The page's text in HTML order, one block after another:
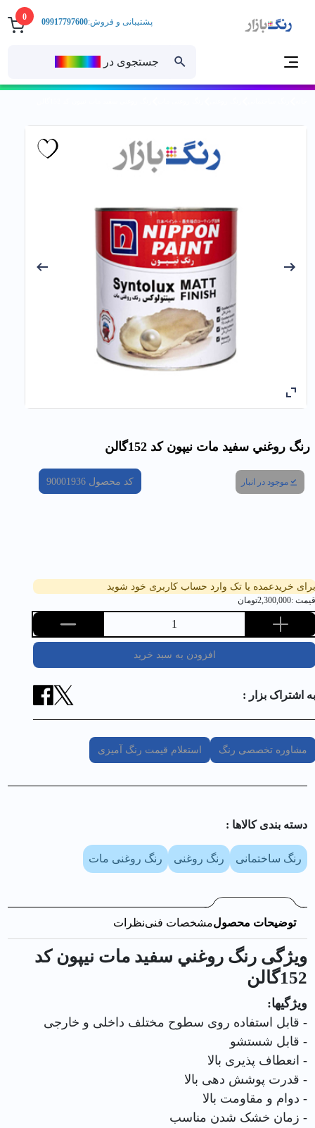
0
جستجوی در
پشتیبانی و فروش:09917797600
رنگ روغني سفيد مات نیپون کد 152گالن
موجود در انبار کد محصول 90001936
برای خریدعمده یا تک وارد حساب کاربری خود شوید
قیمت :2,300,000تومان
1
افزودن به سبد خرید
به اشتراک بزار :
مشاوره تخصصی رنگ استعلام قیمت رنگ آمیزی
دسته بندی کالا‌ها :
رنگ ساختمانی رنگ روغنی رنگ روغنی مات
توضیحات محصولمشخصات فنینظرات
ویژگی رنگ روغني سفيد مات نیپون کد
152گالن
ویژگیها:
- قابل استفاده روی سطوح مختلف داخلی و خارجی
- قابل شستشو
- انعطاف پذیری بالا
- قدرت پوشش دهی بالا
- دوام و مقاومت بالا
- زمان خشک شدن مناسب